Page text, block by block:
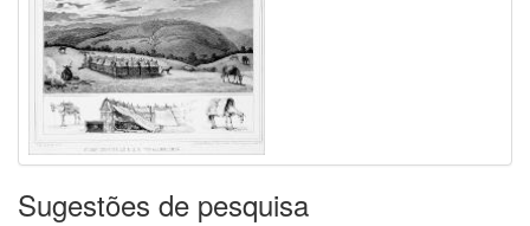
Sugestões de pesquisa